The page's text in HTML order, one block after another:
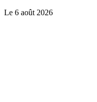
Le 6 août 2026